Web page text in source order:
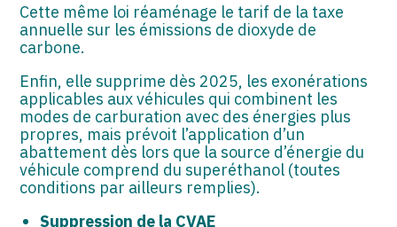
Cette même loi réaménage le tarif de la taxe
annuelle sur les émissions de dioxyde de
carbone.
Enfin, elle supprime dès 2025, les exonérations
applicables aux véhicules qui combinent les
modes de carburation avec des énergies plus
propres, mais prévoit l’application d’un
abattement dès lors que la source d’énergie du
véhicule comprend du superéthanol (toutes
conditions par ailleurs remplies).
Suppression de la CVAE